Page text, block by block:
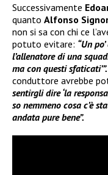
Successivamente
quanto Alfonso
non si sa con chi ce
potuto evitare: “Un
l’allenatore di una
ma con questi sfaticati’”.
conduttore avrebbe
sentirgli dire ‘la
so nemmeno cosa c’è
andata pure bene”.